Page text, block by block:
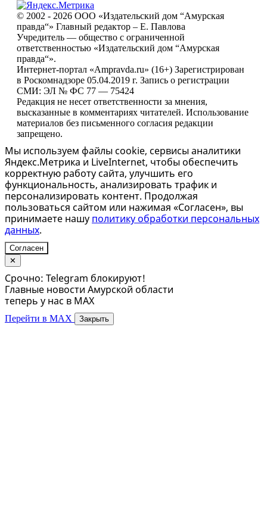
© 2002 - 2026 ООО «Издательский дом “Амурская
правда“» Главный редактор – Е. Павлова
Учредитель — общество с ограниченной
ответственностью «Издательский дом “Амурская
правда“».
Интернет-портал «Ampravda.ru» (16+) Зарегистрирован
в Роскомнадзоре 05.04.2019 г. Запись о регистрации
СМИ: ЭЛ № ФС 77 — 75424
Редакция не несет ответственности за мнения,
высказанные в комментариях читателей. Использование
материалов без письменного согласия редакции
запрещено.
Мы используем файлы cookie, сервисы аналитики
Яндекс.Метрика и LiveInternet, чтобы обеспечить
корректную работу сайта, улучшить его
функциональность, анализировать трафик и
персонализировать контент. Продолжая
пользоваться сайтом или нажимая «Согласен», вы
принимаете нашу политику обработки персональных
данных.
Согласен
✕
Срочно: Telegram блокируют!
Главные новости Амурской области
теперь у нас в MAX
Перейти в MAX Закрыть